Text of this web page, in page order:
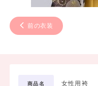
前の衣装
商品名 女性用袴